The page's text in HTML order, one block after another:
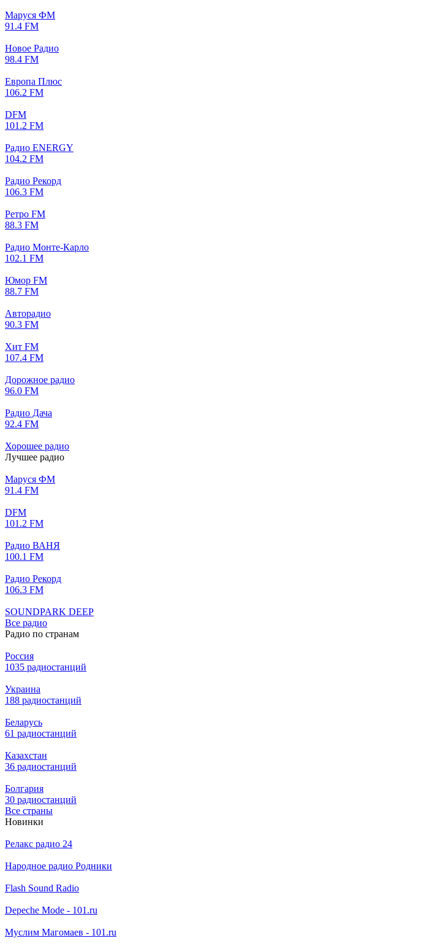
Маруся ФМ
91.4 FM
Новое Радио
98.4 FM
Европа Плюс
106.2 FM
DFM
101.2 FM
Радио ENERGY
104.2 FM
Радио Рекорд
106.3 FM
Ретро FM
88.3 FM
Радио Монте-Карло
102.1 FM
Юмор FM
88.7 FM
Авторадио
90.3 FM
Хит FM
107.4 FM
Дорожное радио
96.0 FM
Радио Дача
92.4 FM
Хорошее радио
Лучшее радио
Маруся ФМ
91.4 FM
DFM
101.2 FM
Радио ВАНЯ
100.1 FM
Радио Рекорд
106.3 FM
SOUNDPARK DEEP
Все радио
Радио по странам
Россия
1035 радиостанций
Украина
188 радиостанций
Беларусь
61 радиостанций
Казахстан
36 радиостанций
Болгария
30 радиостанций
Все страны
Новинки
Релакс радио 24
Народное радио Родники
Flash Sound Radio
Depeche Mode - 101.ru
Муслим Магомаев - 101.ru